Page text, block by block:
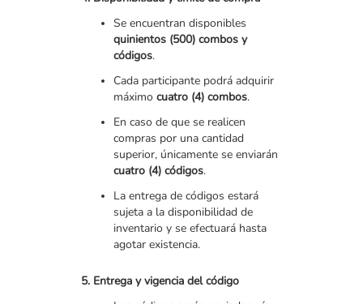
Se encuentran disponibles
quinientos (500) combos y
códigos.
Cada participante podrá adquirir
máximo cuatro (4) combos.
En caso de que se realicen
compras por una cantidad
superior, únicamente se enviarán
cuatro (4) códigos.
La entrega de códigos estará
sujeta a la disponibilidad de
inventario y se efectuará hasta
agotar existencia.
5. Entrega y vigencia del código